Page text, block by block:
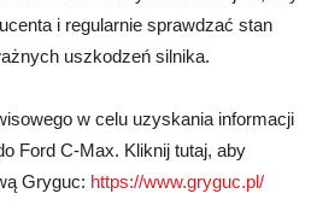
i regularnie sprawdzać stan
uszkodzeń silnika.
w celu uzyskania informacji
Ford C-Max. Kliknij tutaj, aby
Gryguc: https://www.gryguc.pl/